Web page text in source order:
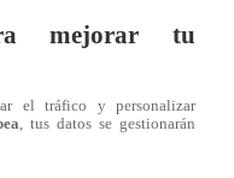
dentro demejorar tu
el tráfico y personalizar
, tus datos se gestionarán